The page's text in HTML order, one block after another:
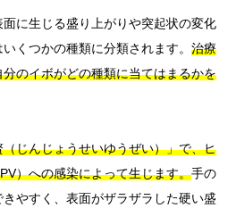
に生じる盛り上がりや突起状の変化
くつかの種類に分類されます。 治療
のイボがどの種類に当てはまるかを
じんじょうせいゆうぜい）」で、ヒ
）への感染によって生じます。手の
やすく、表面がザラザラした硬い盛